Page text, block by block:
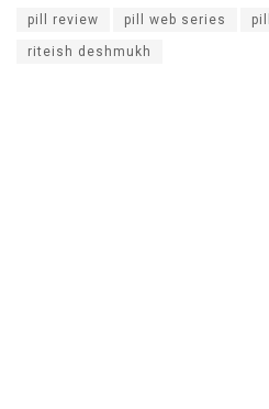
pill review pill web series
riteish deshmukh